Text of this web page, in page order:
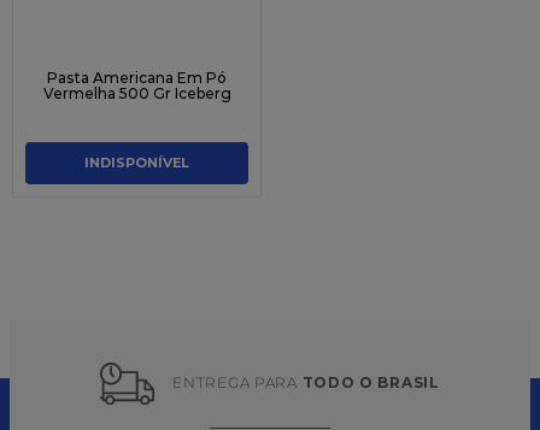
Pasta Americana Em Pó
Vermelha 500 Gr Iceberg
INDISPONÍVEL
ENTREGA PARA TODO O BRASIL